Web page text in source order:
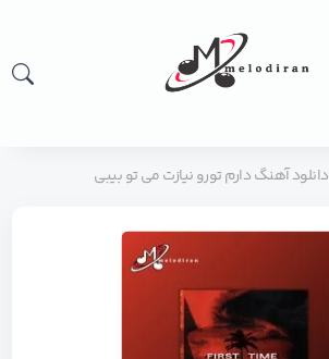
دانلود آهنگ دارم تورو نیازت می تو بیبی